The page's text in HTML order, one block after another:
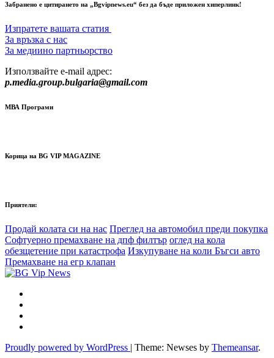
Забранено е цитирането на „Bgvipnews.eu“ без да бъде приложен хиперлинк!
Изпратете вашата статия
За връзка с нас
За медиино партньорство
Използвайте e-mail адрес:
p.media.group.bulgaria@gmail.com
МВА Програми
Корица на BG VIP MAGAZINE
Приятели:
Продай колата си на нас Преглед на автомобил преди покупка
Софтуерно премахване на дпф филтър оглед на кола
обезщетение при катастрофа Изкупуване на коли Бъгси авто
Премахване на егр клапан
Proudly powered by WordPress | Theme: Newses by Themeansar.